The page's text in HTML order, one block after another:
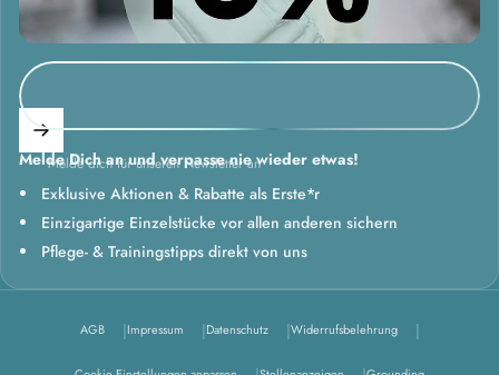
Melde dich für unseren Newsletter an
Melde Dich an und verpasse nie wieder etwas!
Exklusive Aktionen & Rabatte als Erste*r
Einzigartige Einzelstücke vor allen anderen sichern
Pflege- & Trainingstipps direkt von uns
AGB Impressum Datenschutz Widerrufsbelehrung